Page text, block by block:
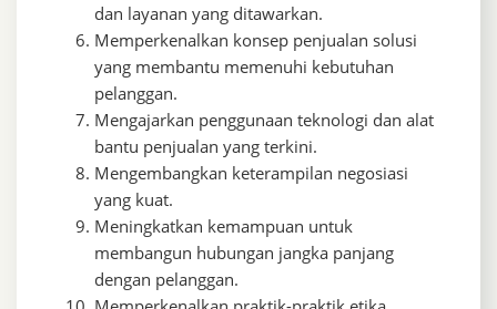
dan layanan yang ditawarkan.
Memperkenalkan konsep penjualan solusi
yang membantu memenuhi kebutuhan
pelanggan.
Mengajarkan penggunaan teknologi dan alat
bantu penjualan yang terkini.
Mengembangkan keterampilan negosiasi
yang kuat.
Meningkatkan kemampuan untuk
membangun hubungan jangka panjang
dengan pelanggan.